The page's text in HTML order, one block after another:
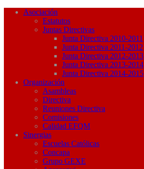
Asociación
Estatutos
Juntas Directivas
Junta Directiva 2010-2011
Junta Directiva 2011-2012
Junta Directiva 2012-2013
Junta Directiva 2013-2014
Junta Directiva 2014-2015
Organización
Asambleas
Directiva
Reuniones Directiva
Comisiones
Calidad EFQM
Sinergias
Escuelas Católicas
Concapa
Grupo GEXE